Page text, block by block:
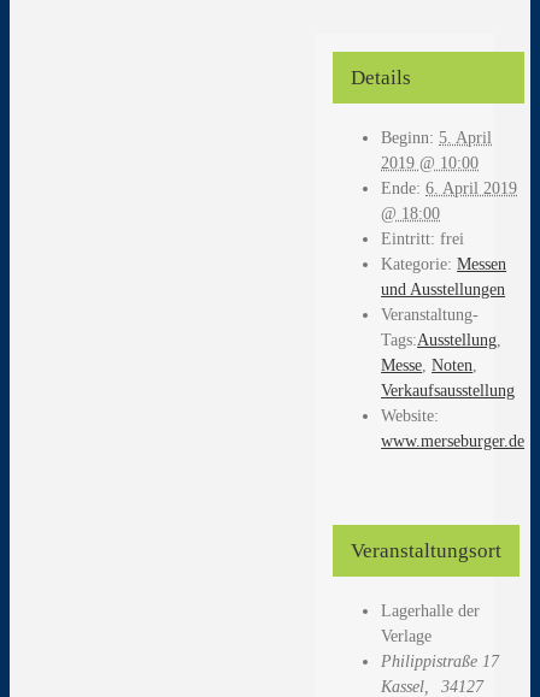
Details
Beginn: 5. April
2019 @ 10:00
Ende: 6. April 2019
@ 18:00
Eintritt: frei
Kategorie: Messen
und Ausstellungen
Veranstaltung-
Tags:Ausstellung
Messe ,Noten
Verkaufsausstellung
Website:
www.merseburger.de
Veranstaltungsort
Lagerhalle der
Verlage
Philippistraße 17
Kassel
34127